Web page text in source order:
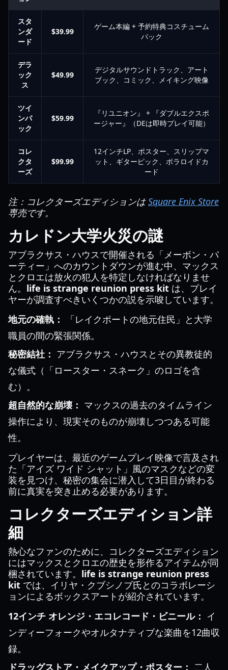
スタ
ンダ
ード
$39.99
ゲーム本編 + 予約特典コスチューム
パック
デラ
ック
ス
$49.99
デジタルサウンドトラック、アート
ブック、コミック、メイキング映像
ツイ
ンパ
ック
$59.99
『リユニオン』 + 『ダブルエクスポ
ージャー』（DEは即時プレイ可能）
コレ
クタ
ーズ
$99.99
12インチLP、ポスター、スリップマ
ット、ギターピック、ポラロイドカ
ード
注：コレクターズエディションはSquare Enix Store
専売です。
カレドン大学火災の謎
アブラクサス・ハウスで開催される「メーボン・パ
ーティー」へのカウントダウンが進む中、マックス
とクロエは放火の犯人を特定しなければなりませ
ん。 life is strange reunion press kit は、プレイ
ヤーが調査すべきいくつかの説を示唆しています。
地元の確執：
「レイクポートの地元住民」と大学
職員の間の緊張関係。
秘密結社： アブラクサス・ハウスとその異教徒的
な儀式（「ロースター・スネーク」のロゴを含
む）。
超自然的な崩壊： マックスの過去のタイムライン
操作により、現実そのものが崩壊しつつある可能
性。
プレイヤーは、最近のゲームプレイ映像で言及され
た「アイズ ワイド シャット」風のマスクなどの変
装を見つけ、秘密の集会に潜入して3日目が終わる
前に真実を突き止める必要があります。
コレクターズエディション詳
細
熱心なファンのために、コレクターズエディション
にはマックスとクロエの歴史を形作るアイテムが同
梱されています。 life is strange reunion press
kit では、イリヤ・クブシノブ氏とのコラボレーシ
ョンによるボックスアートが紹介されています。
12インチ オレンジ・エコレコード・ビニール： イ
ンディーフォークやオルタナティブな楽曲を12曲収
録。
ドラッグストア・メイクアップ・ポスター： 二人